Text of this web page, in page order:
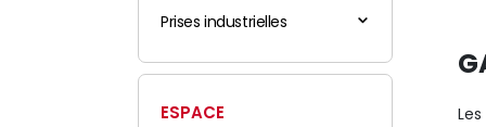
Les
Prises industrielles
ESPACE